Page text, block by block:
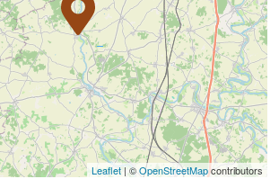
Leaflet| ©OpenStreetMapcontributors